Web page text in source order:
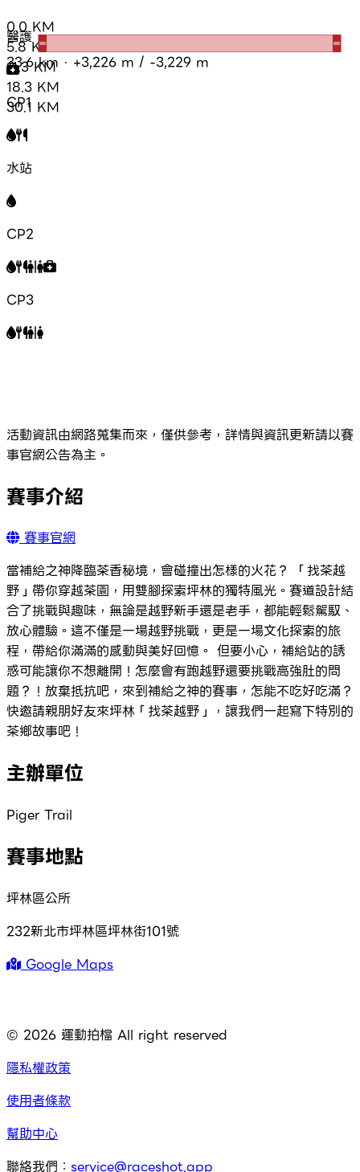
醫護
CP1
水站
CP2
CP3
0.0KM
5.8KM
11.3KM
18.3 KM
30.1 KM
33.6km · +3,226 m / -3,229 m
活動資訊由網路蒐集而來，僅供參考，詳情與資訊更新請以賽
事官網公告為主。
賽事介紹
賽事官網
當補給之神降臨茶香秘境，會碰撞出怎樣的火花？ 「找茶越
野」帶你穿越茶園，用雙腳探索坪林的獨特風光。賽道設計結
合了挑戰與趣味，無論是越野新手還是老手，都能輕鬆駕馭、
放心體驗。這不僅是一場越野挑戰，更是一場文化探索的旅
程，帶給你滿滿的感動與美好回憶。 但要小心，補給站的誘
惑可能讓你不想離開！怎麼會有跑越野還要挑戰高強肚的問
題？！放棄抵抗吧，來到補給之神的賽事，怎能不吃好吃滿？
快邀請親朋好友來坪林「找茶越野」，讓我們一起寫下特別的
茶鄉故事吧！
主辦單位
Piger Trail
賽事地點
坪林區公所
232新北市坪林區坪林街101號
Google Maps
© 2026 運動拍檔 All right reserved
隱私權政策
使用者條款
幫助中心
聯絡我們： service@raceshot.app